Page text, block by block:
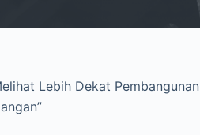
Lebih Dekat Pembangunan